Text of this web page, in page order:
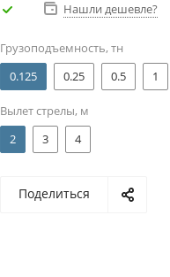
Нашли дешевле?
Грузоподъемность, тн
0.125
0.25 0.5 1
Вылет стрелы, м
2
3 4
Поделиться